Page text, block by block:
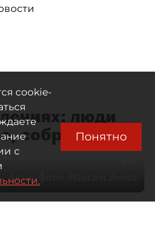
люди
собранное
Автор фото:
cookie-
с
Понятно